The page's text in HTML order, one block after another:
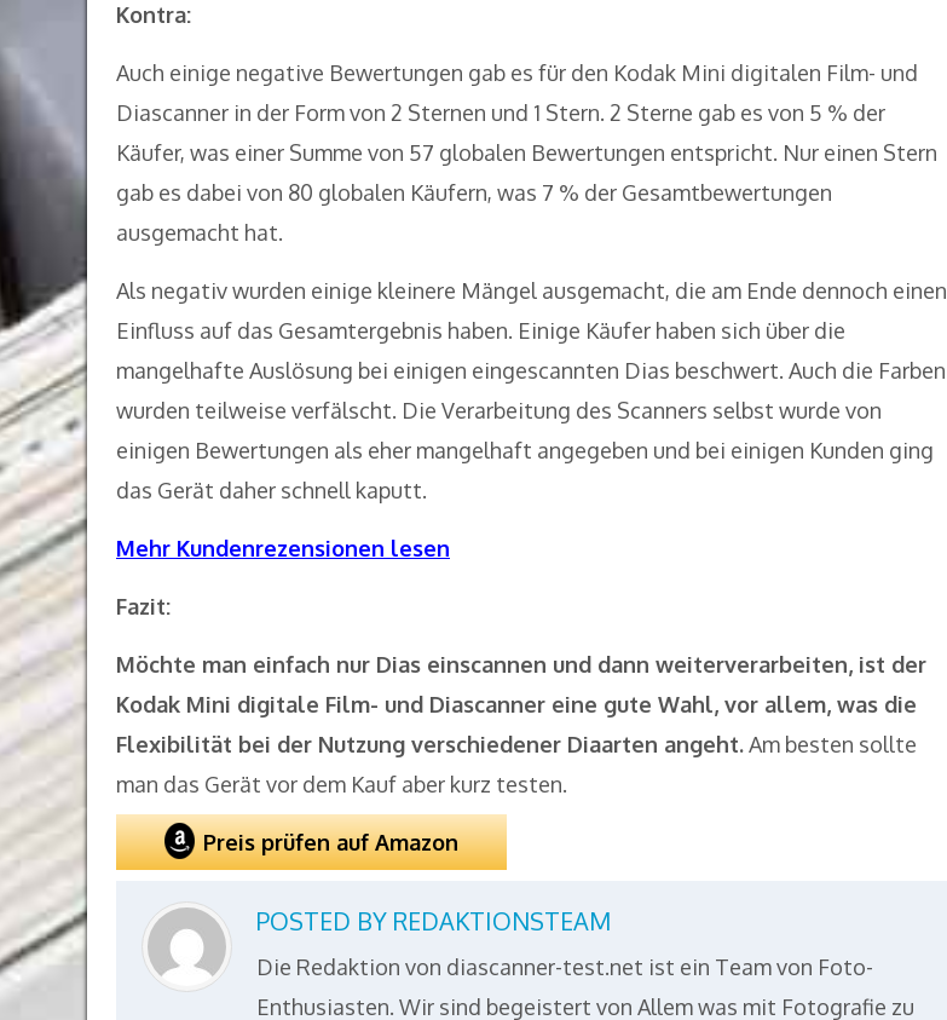
Kontra:
Auch einige negative Bewertungen gab es für den Kodak Mini digitalen Film- und
Diascanner in der Form von 2 Sternen und 1 Stern. 2 Sterne gab es von 5 % der
Käufer, was einer Summe von 57 globalen Bewertungen entspricht. Nur einen Stern
gab es dabei von 80 globalen Käufern, was 7 % der Gesamtbewertungen
ausgemacht hat.
Als negativ wurden einige kleinere Mängel ausgemacht, die am Ende dennoch einen
Einfluss auf das Gesamtergebnis haben. Einige Käufer haben sich über die
mangelhafte Auslösung bei einigen eingescannten Dias beschwert. Auch die Farben
wurden teilweise verfälscht. Die Verarbeitung des Scanners selbst wurde von
einigen Bewertungen als eher mangelhaft angegeben und bei einigen Kunden ging
das Gerät daher schnell kaputt.
Mehr Kundenrezensionen lesen
Fazit:
Möchte man einfach nur Dias einscannen und dann weiterverarbeiten, ist der
Kodak Mini digitale Film- und Diascanner eine gute Wahl, vor allem, was die
Flexibilität bei der Nutzung verschiedener Diaarten angeht.Am besten sollte
man das Gerät vor dem Kauf aber kurz testen.
Preis prüfen auf Amazon
POSTED BY REDAKTIONSTEAM
Die Redaktion von diascanner-test.net ist ein Team von Foto-
Enthusiasten. Wir sind begeistert von Allem was mit Fotografie zu